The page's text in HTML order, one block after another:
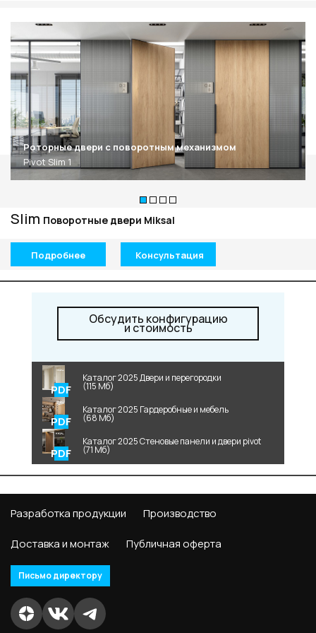
Slim Поворотные двери Miksal
Роторные двери c поворотным механизмом
Pivot Slim 1
Подробнее Консультация
Обсудить конфигурацию
и стоимость
Каталог 2025 Двери и перегородки
(115 Мб)
Каталог 2025 Гардеробные и мебель
(68 Мб)
Каталог 2025 Стеновые панели и двери pivot
(71 Мб)
Разработка продукции Производство
Доставка и монтаж Публичная оферта
Письмо директору